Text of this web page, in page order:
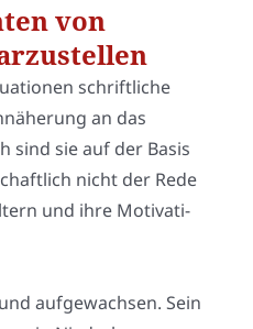
von
schrift­li­che
an das
sind sie auf der Basis
nicht der Rede
und ihre Moti­va­ti­
auf­ge­wach­sen. Sein